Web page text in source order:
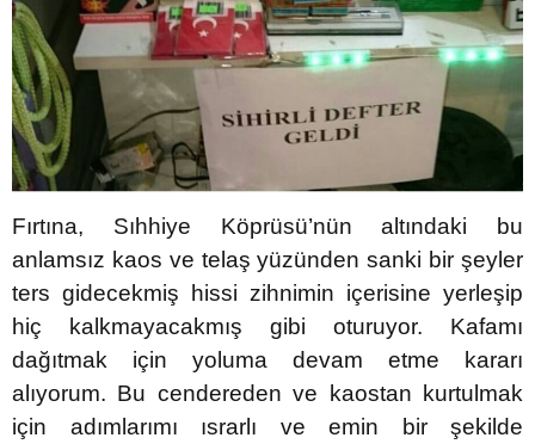
Fırtına, Sıhhiye Köprüsü’nün altındaki bu
anlamsız kaos ve telaş yüzünden sanki bir şeyler
ters gidecekmiş hissi zihnimin içerisine yerleşip
hiç kalkmayacakmış gibi oturuyor. Kafamı
dağıtmak için yoluma devam etme kararı
alıyorum. Bu cendereden ve kaostan kurtulmak
için adımlarımı ısrarlı ve emin bir şekilde